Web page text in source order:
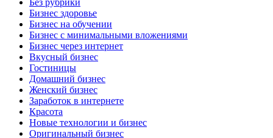
Без рубрики
Бизнес здоровье
Бизнес на обучении
Бизнес с минимальными вложениями
Бизнес через интернет
Вкусный бизнес
Гостиницы
Домашний бизнес
Женский бизнес
Заработок в интернете
Красота
Новые технологии и бизнес
Оригинальный бизнес